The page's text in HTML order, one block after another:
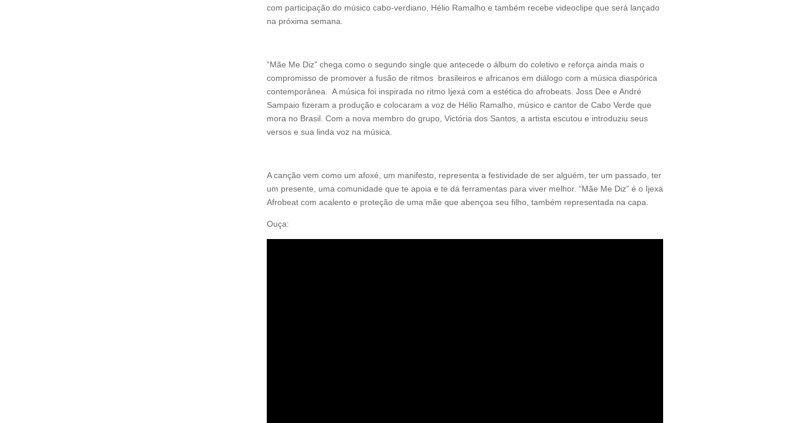
com participação do músico cabo-verdiano, Hélio Ramalho e também recebe videoclipe que será lançado
na próxima semana.
“Mãe Me Diz” chega como o segundo single que antecede o álbum do coletivo e reforça ainda mais o
compromisso de promover a fusão de ritmos brasileiros e africanos em diálogo com a música diaspórica
contemporânea. A música foi inspirada no ritmo Ijexá com a estética do afrobeats. Joss Dee e André
Sampaio fizeram a produção e colocaram a voz de Hélio Ramalho, músico e cantor de Cabo Verde que
mora no Brasil. Com a nova membro do grupo, Victória dos Santos, a artista escutou e introduziu seus
versos e sua linda voz na música.
A canção vem como um afoxé, um manifesto, representa a festividade de ser alguém, ter um passado, ter
um presente, uma comunidade que te apoia e te dá ferramentas para viver melhor. “Mãe Me Diz” é o Ijexá
Afrobeat com acalento e proteção de uma mãe que abençoa seu filho, também representada na capa.
Ouça: